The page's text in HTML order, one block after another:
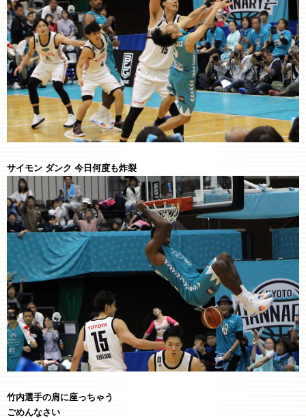
サイモン ダンク 今日何度も炸裂
竹内選手の肩に座っちゃう
ごめんなさい